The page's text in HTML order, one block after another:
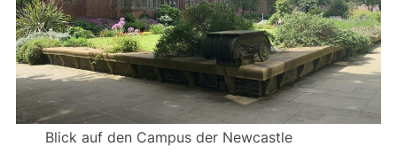
Blick auf den Campus der Newcastle